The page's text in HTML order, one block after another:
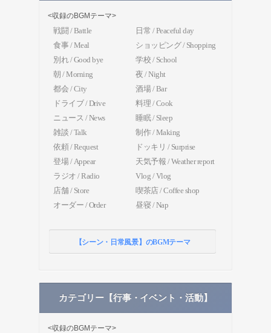
<収録のBGMテーマ>
戦闘 / Battle
日常 / Peaceful day
食事 / Meal
ショッピング / Shopping
別れ / Good bye
学校 / School
朝 / Morning
夜 / Night
都会 / City
酒場 / Bar
ドライブ / Drive
料理 / Cook
ニュース / News
睡眠 / Sleep
雑談 / Talk
制作 / Making
依頼 / Request
ドッキリ / Surprise
登場 / Appear
天気予報 / Weather report
ラジオ / Radio
Vlog / Vlog
店舗 / Store
喫茶店 / Coffee shop
オーダー / Order
昼寝 / Nap
【シーン・日常風景】のBGMテーマ
カテゴリー【行事・イベント・活動】
<収録のBGMテーマ>